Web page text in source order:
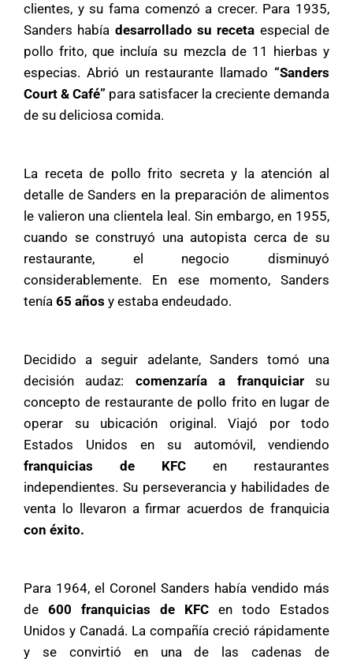
clientes, y su fama comenzó a crecer. Para 1935,
Sanders había desarrollado su receta especial de
pollo frito, que incluía su mezcla de 11 hierbas y
especias. Abrió un restaurante llamado “Sanders
Court & Café” para satisfacer la creciente demanda
de su deliciosa comida.
La receta de pollo frito secreta y la atención al
detalle de Sanders en la preparación de alimentos
le valieron una clientela leal. Sin embargo, en 1955,
cuando se construyó una autopista cerca de su
restaurante, el negocio disminuyó
considerablemente. En ese momento, Sanders
tenía 65 años y estaba endeudado.
Decidido a seguir adelante, Sanders tomó una
decisión audaz: comenzaría a franquiciarsu
concepto de restaurante de pollo frito en lugar de
operar su ubicación original. Viajó por todo
Estados Unidos en su automóvil, vendiendo
franquicias de KFC en restaurantes
independientes. Su perseverancia y habilidades de
venta lo llevaron a firmar acuerdos de franquicia
con éxito.
Para 1964, el Coronel Sanders había vendido más
de 600 franquicias de KFC en todo Estados
Unidos y Canadá. La compañía creció rápidamente
y se convirtió en una de las cadenas de